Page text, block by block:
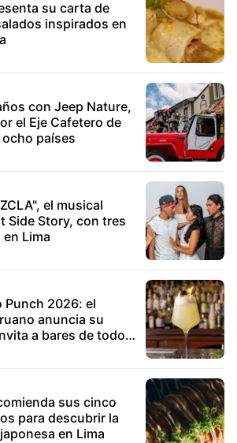
su carta de
inspirados en
con Jeep Nature,
el Eje Cafetero de
países
el musical
Side Story, con tres
Lima
Punch 2026: el
anuncia su
a bares de todo
sus cinco
para descubrir la
en Lima